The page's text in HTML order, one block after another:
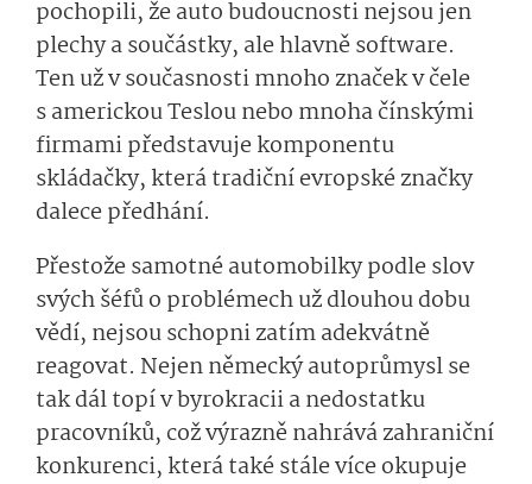
pochopili, že auto budoucnosti nejsou jen
plechy a součástky, ale hlavně software.
Ten už v současnosti mnoho značek v čele
s americkou Teslou nebo mnoha čínskými
firmami představuje komponentu
skládačky, která tradiční evropské značky
dalece předhání.
Přestože samotné automobilky podle slov
svých šéfů o problémech už dlouhou dobu
vědí, nejsou schopni zatím adekvátně
reagovat. Nejen německý autoprůmysl se
tak dál topí v byrokracii a nedostatku
pracovníků, což výrazně nahrává zahraniční
konkurenci, která také stále více okupuje